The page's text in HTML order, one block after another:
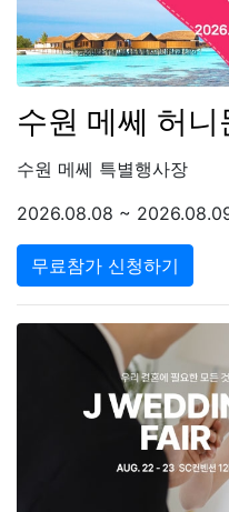
수원 메쎄 허니
수원 메쎄 특별행사장
2026.08.08 ~
무료참가 신청하기